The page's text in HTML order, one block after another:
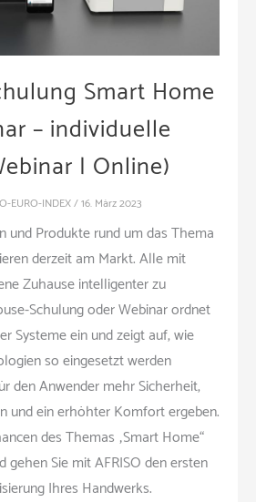
Smart Home
– individuelle
| Online)
EURO-INDEX/16. März 2023
und Produkte rund um das Thema
derzeit am Markt. Alle mit
Zuhause intelligenter zu
Schulung oder Webinar ordnet
Systeme ein und zeigt auf, wie
so eingesetzt werden
den Anwender mehr Sicherheit,
und ein erhöhter Komfort ergeben.
des Themas „Smart Home“
gehen Sie mit AFRISO den ersten
Ihres Handwerks.